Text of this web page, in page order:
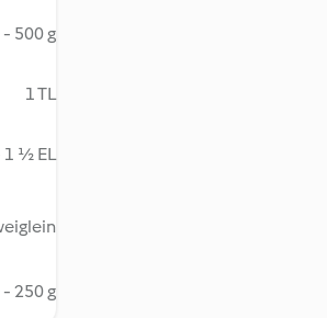
500 g
1 TL
1 ½ EL
250 g